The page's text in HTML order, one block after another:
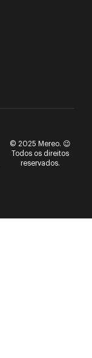
© 2025 Mereo. 😉
Todos os direitos
reservados.